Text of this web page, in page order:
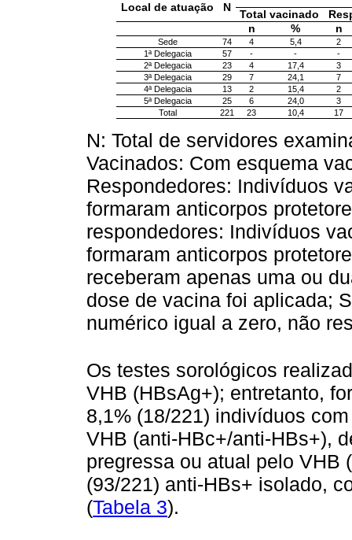
Local de atuação N
Total vacinado
n
% n
Sede 74 4 5,4
2
1ª Delegacia
57 - -
-
2ª Delegacia
23 4 17,4
3
3ª Delegacia
29 7 24,1
7
4ª Delegacia
13 2 15,4
2
5ª Delegacia
25 6 24,0
3
Total
221 23 10,4 17
N: Total de servidores
Vacinados: Com esquema
Respondedores: Indivíduos
formaram anticorpos
respondedores: Indivíduos
formaram anticorpos
receberam apenas uma ou
dose de vacina foi aplicada;
numérico igual a zero, não
Os testes sorológicos
VHB (HBsAg+); entretanto,
8,1% (18/221) indivíduos
VHB (anti-HBc+/anti-HBs+),
pregressa ou atual pelo VHB
(93/221) anti-HBs+ isolado,
(Tabela 3).